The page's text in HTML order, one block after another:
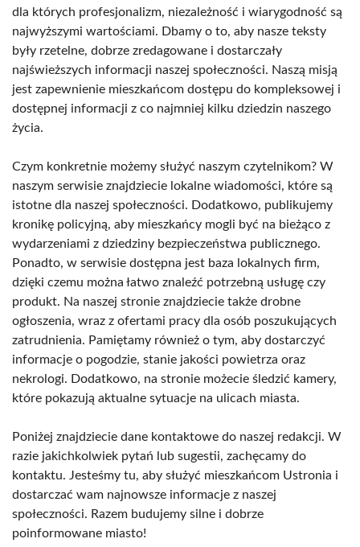
dla których profesjonalizm, niezależność i wiarygodność są
najwyższymi wartościami. Dbamy o to, aby nasze teksty
były rzetelne, dobrze zredagowane i dostarczały
najświeższych informacji naszej społeczności. Naszą misją
jest zapewnienie mieszkańcom dostępu do kompleksowej i
dostępnej informacji z co najmniej kilku dziedzin naszego
życia.
Czym konkretnie możemy służyć naszym czytelnikom? W
naszym serwisie znajdziecie lokalne wiadomości, które są
istotne dla naszej społeczności. Dodatkowo, publikujemy
kronikę policyjną, aby mieszkańcy mogli być na bieżąco z
wydarzeniami z dziedziny bezpieczeństwa publicznego.
Ponadto, w serwisie dostępna jest baza lokalnych firm,
dzięki czemu można łatwo znaleźć potrzebną usługę czy
produkt. Na naszej stronie znajdziecie także drobne
ogłoszenia, wraz z ofertami pracy dla osób poszukujących
zatrudnienia. Pamiętamy również o tym, aby dostarczyć
informacje o pogodzie, stanie jakości powietrza oraz
nekrologi. Dodatkowo, na stronie możecie śledzić kamery,
które pokazują aktualne sytuacje na ulicach miasta.
Poniżej znajdziecie dane kontaktowe do naszej redakcji. W
razie jakichkolwiek pytań lub sugestii, zachęcamy do
kontaktu. Jesteśmy tu, aby służyć mieszkańcom Ustronia i
dostarczać wam najnowsze informacje z naszej
społeczności. Razem budujemy silne i dobrze
poinformowane miasto!